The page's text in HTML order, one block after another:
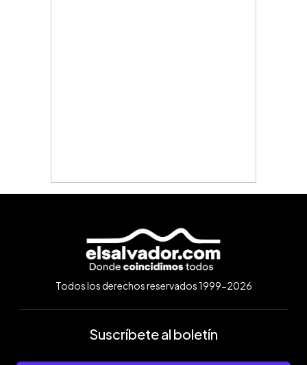
Todos los derechos reservados 1999-2026
Suscríbete al boletín